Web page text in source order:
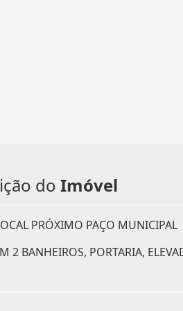
do Imóvel
PRÓXIMO PAÇO MUNICIPAL
2 BANHEIROS, PORTARIA,